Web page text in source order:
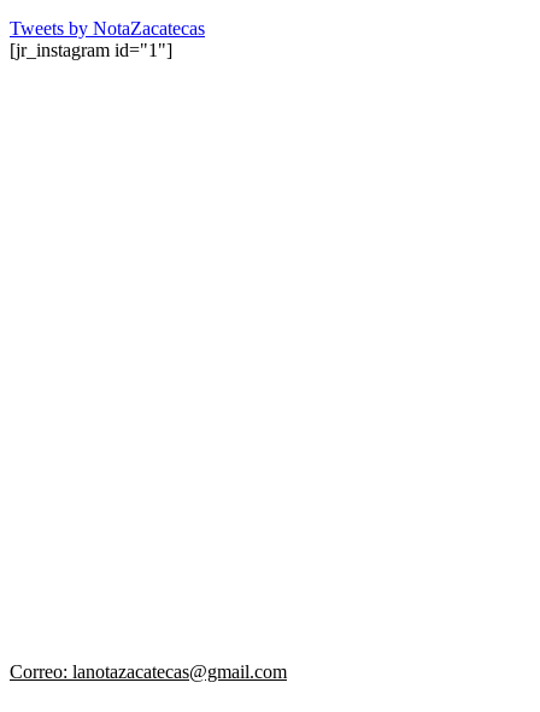
Tweets by NotaZacatecas
[jr_instagram id="1"]
Correo: lanotazacatecas@gmail.com